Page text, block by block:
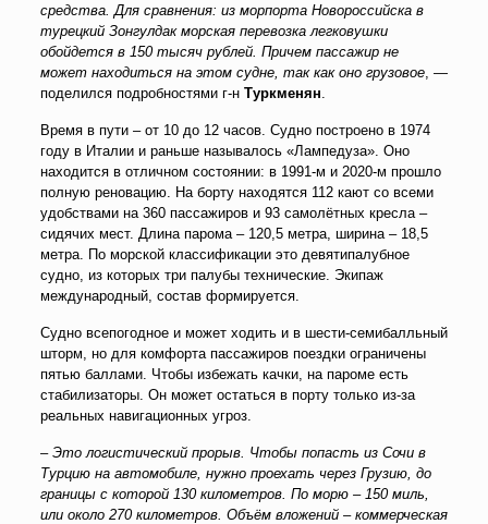
средства. Для сравнения: из морпорта Новороссийска в
турецкий Зонгулдак морская перевозка легковушки
обойдется в 150 тысяч рублей. Причем пассажир не
может находиться на этом судне, так как оно грузовое, —
поделился подробностями г-н Туркменян
Время в пути – от 10 до 12 часов. Судно построено в 1974
году в Италии и раньше называлось «Лампедуза». Оно
находится в отличном состоянии: в 1991-м и 2020-м прошло
полную реновацию. На борту находятся 112 кают со всеми
удобствами на 360 пассажиров и 93 самолётных кресла –
сидячих мест. Длина парома – 120,5 метра, ширина – 18,5
метра. По морской классификации это девятипалубное
судно, из которых три палубы технические. Экипаж
международный, состав формируется.
Судно всепогодное и может ходить и в шести-семибалльный
шторм, но для комфорта пассажиров поездки ограничены
пятью баллами. Чтобы избежать качки, на пароме есть
стабилизаторы. Он может остаться в порту только из-за
реальных навигационных угроз.
– Это логистический прорыв. Чтобы попасть из Сочи в
Турцию на автомобиле, нужно проехать через Грузию, до
границы с которой 130 километров. По морю – 150 миль,
или около 270 километров. Объём вложений – коммерческая